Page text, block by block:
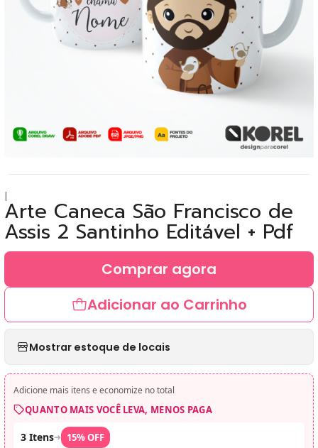
|Arte Caneca São Francisco de
Assis 2 Santinho Editável + Pdf
Adicionar ao Carrinho
Comprar agora
Mostrar estoque de locais
Adicione mais itens e economize no total
QUANTO MAIS VOCÊ LEVA, MENOS PAGA
3 Itens➜ 15% OFF